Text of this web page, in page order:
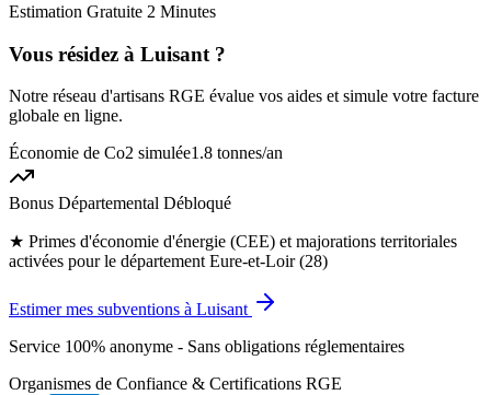
Estimation Gratuite 2 Minutes
Vous résidez à Luisant ?
Notre réseau d'artisans RGE évalue vos aides et simule votre facture
globale en ligne.
Économie de Co2 simulée1.8 tonnes/an
Bonus Départemental Débloqué
★ Primes d'économie d'énergie (CEE) et majorations territoriales
activées pour le département Eure-et-Loir (28)
Estimer mes subventions à Luisant
Service 100% anonyme - Sans obligations réglementaires
Organismes de Confiance & Certifications RGE